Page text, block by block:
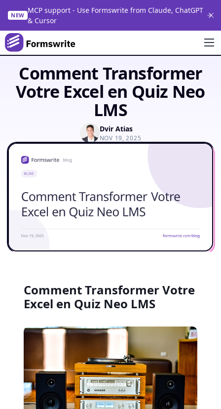
NEW
MCP support - Use Formswrite from Claude, ChatGPT
& Cursor
Comment Transformer
Votre Excel en Quiz Neo
LMS
Dvir Atias
NOV 19, 2025
Comment Transformer Votre
Excel en Quiz Neo LMS